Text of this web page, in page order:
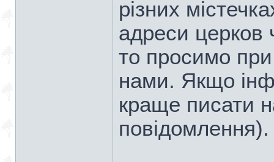
різних
адреси церков
то просимо
нами. Якщо
краще писати
повідомлення).